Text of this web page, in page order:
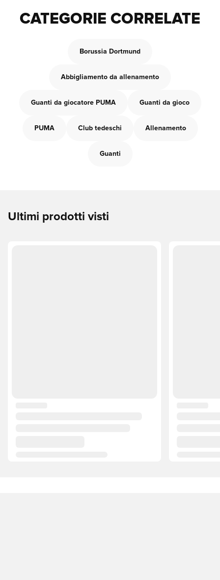
CATEGORIE CORRELATE
Borussia Dortmund
Abbigliamento da allenamento
Guanti da giocatore PUMA Guanti da gioco
PUMA Club tedeschi Allenamento
Guanti
Ultimi prodotti visti